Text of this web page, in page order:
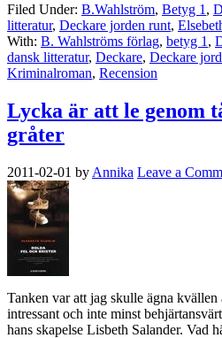
Filed Under: B.Wahlström, Betyg 1 ,
litteratur, Deckare jorden runt,
With: B. Wahlströms förlag, betyg 1 ,
dansk litteratur, Deckare, Deckare
Kriminalroman, Recension
Lycka är att le genom
gråter
2011-02-01 by Annika Leave a
Tanken var att jag skulle ägna
intressant och inte minst
hans skapelse Lisbeth Salander. Vad